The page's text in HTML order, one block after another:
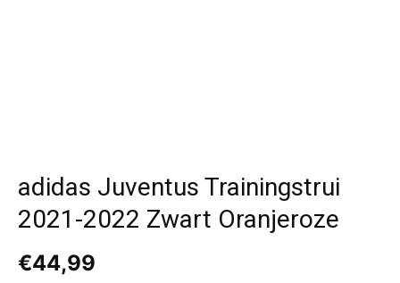
adidas Juventus Trainingstrui
2021-2022 Zwart Oranjeroze
€44,99